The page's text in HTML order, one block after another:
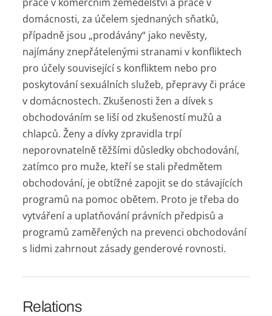
domácnosti, za účelem sjednaných sňatků,
případně jsou „prodávány“ jako nevěsty,
najímány znepřátelenými stranami v konfliktech
pro účely související s konfliktem nebo pro
poskytování sexuálních služeb, přepravy či práce
v domácnostech. Zkušenosti žen a dívek s
obchodováním se liší od zkušeností mužů a
chlapců. Ženy a dívky zpravidla trpí
neporovnatelně těžšími důsledky obchodování,
zatímco pro muže, kteří se stali předmětem
obchodování, je obtížné zapojit se do stávajících
programů na pomoc obětem. Proto je třeba do
vytváření a uplatňování právních předpisů a
programů zaměřených na prevenci obchodování
s lidmi zahrnout zásady genderové rovnosti.
Relations